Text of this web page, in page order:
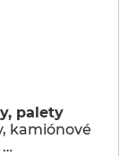
palety
kamiónové
…